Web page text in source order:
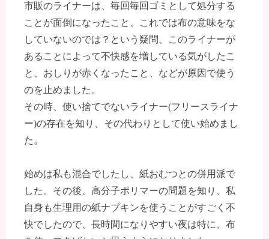
市販のライナーは、毎回毎回ゴミとして処分する
ことが面倒になったこと、これでは布の意味をな
していないのでは？という疑問、このライナーが
あることによって不快感を増している気がしたこ
と、おしりが赤くなったこと、などが原因で使う
のを止めました。
その時、使い捨てでないライナー(フリースライナ
ー)の存在を知り、その代わりとして使い始めまし
た。
始めは私も混合でしたし、紙おむつとの併用派で
した。その後、高分子ポリマーの問題を知り、私
自身も生理用の紙ナプキンを使うことがすごく不
快でしたので、長時間になりやすい夜は特に、布